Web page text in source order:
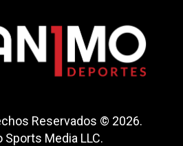
Reservados © 2026.
Sports Media LLC.